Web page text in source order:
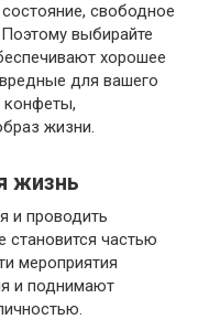
свободное
выбирайте
хорошее
для вашего
конфеты,
жизни.
жизнь
и проводить
становится частью
мероприятия
и поднимают